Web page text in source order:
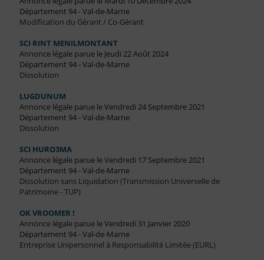
Département 94 - Val-de-Marne
Modification du Gérant / Co-Gérant
SCI RINT MENILMONTANT
Annonce légale parue le Jeudi 22 Août 2024
Département 94 - Val-de-Marne
Dissolution
LUGDUNUM
Annonce légale parue le Vendredi 24 Septembre 2021
Département 94 - Val-de-Marne
Dissolution
SCI HURO3MA
Annonce légale parue le Vendredi 17 Septembre 2021
Département 94 - Val-de-Marne
Dissolution sans Liquidation (Transmission Universelle de
Patrimoine - TUP)
OK VROOMER !
Annonce légale parue le Vendredi 31 Janvier 2020
Département 94 - Val-de-Marne
Entreprise Unipersonnel à Responsabilité Limitée (EURL)